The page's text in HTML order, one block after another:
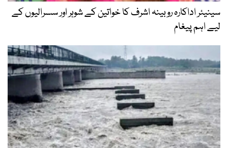
سینیئر اداکارہ روبینہ اشرف کا خواتین کے شوہر اور سسرالیوں کے
لیے اہم پیغام